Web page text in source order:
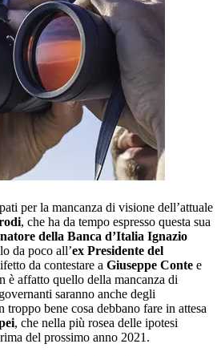
per la mancanza di visione dell’attuale
, che ha da tempo espresso questa sua
della Banca d’Italia Ignazio
da poco all’ex Presidente del
da contestare a Giuseppe Conte e
è affatto quello della mancanza di
saranno anche degli
bene cosa debbano fare in attesa
, che nella più rosea delle ipotesi
del prossimo anno 2021.